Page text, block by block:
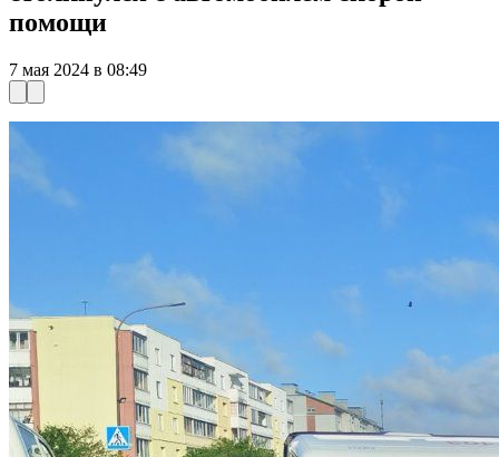
помощи
7 мая 2024 в 08:49